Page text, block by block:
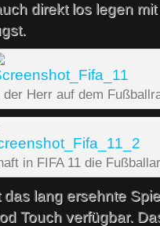
direkt los legen mit
der Herr auf dem
in FIFA 11 die
das lang ersehnte
Touch verfügbar.